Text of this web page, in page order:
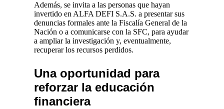
Además, se invita a las personas que hayan
invertido en ALFA DEFI S.A.S. a presentar sus
denuncias formales ante la Fiscalía General de la
Nación o a comunicarse con la SFC, para ayudar
a ampliar la investigación y, eventualmente,
recuperar los recursos perdidos.
Una oportunidad para
reforzar la educación
financiera